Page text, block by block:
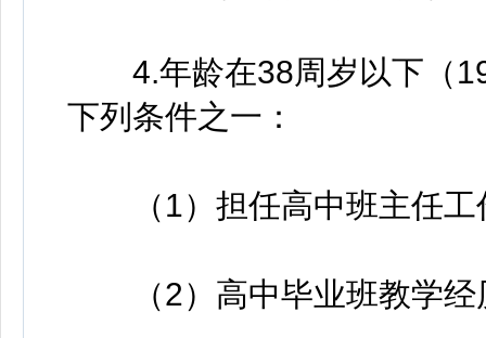
4.年龄在38周岁以下（
下列条件之一：
（1）担任高中班主任工
（2）高中毕业班教学经